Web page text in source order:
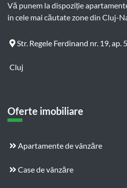
Vă punem la dispoziție
in cele mai căutate zone din Cluj-
Str. Regele Ferdinand nr. 19, ap.
Cluj
Oferte imobiliare
Apartamente de vânzăre
Case de vânzăre